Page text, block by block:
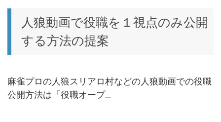
人狼動画で役職を１視点のみ公開
する方法の提案
麻雀プロの人狼スリアロ村などの人狼動画での役職
公開方法は「役職オープ...